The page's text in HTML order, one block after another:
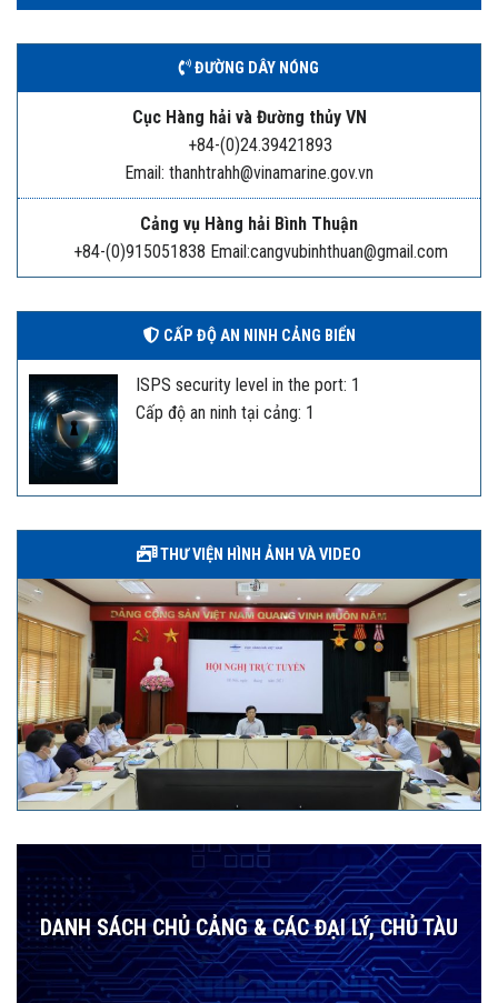
ĐƯỜNG DÂY NÓNG
Cục Hàng hải và Đường thủy VN
+84-(0)24.39421893
Email: thanhtrahh@vinamarine.gov.vn
Cảng vụ Hàng hải Bình Thuận
+84-(0)915051838 Email:cangvubinhthuan@gmail.com
CẤP ĐỘ AN NINH CẢNG BIỂN
ISPS security level in the port: 1
Cấp độ an ninh tại cảng: 1
THƯ VIỆN HÌNH ẢNH VÀ VIDEO
DANH SÁCH CHỦ CẢNG & CÁC ĐẠI LÝ, CHỦ TÀU